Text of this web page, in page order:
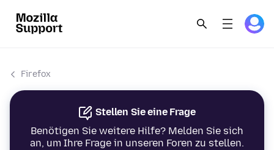
Firefox
Stellen Sie eine Frage
Benötigen Sie weitere Hilfe? Melden Sie sich
an, um Ihre Frage in unseren Foren zu stellen.